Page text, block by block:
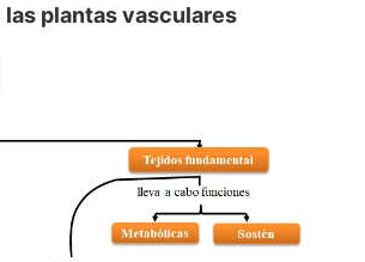
las plantas vasculares